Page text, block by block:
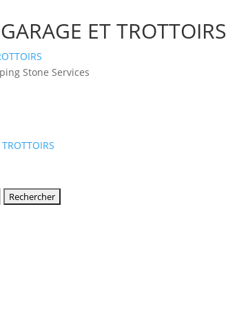
ET TROTTOIRS